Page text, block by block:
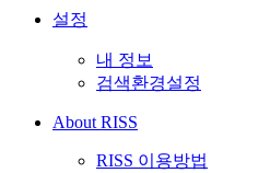
설정
내 정보
검색환경설정
About RISS
RISS 이용방법